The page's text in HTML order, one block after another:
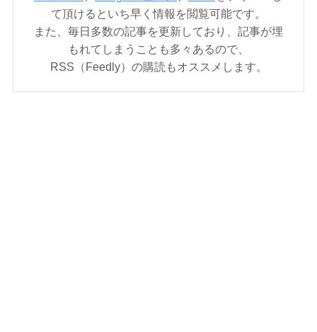
て頂けるといち早く情報を閲覧可能です。
また、毎日多数の記事を更新しており、記事が埋
もれてしまうことも多々あるので、
RSS（Feedly）の購読もオススメします。